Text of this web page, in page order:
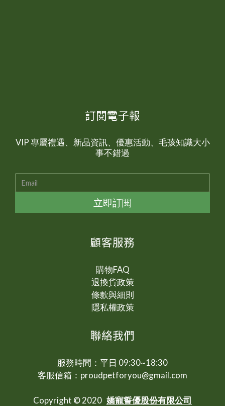
訂閱電子報
VIP 專屬禮遇、新品資訊、優惠活動、毛孩知識大小
事不錯過
立即訂閱
顧客服務
購物FAQ
退換貨政策
條款與細則
隱私權政策
聯絡我們
服務時間：平日 09:30~18:30
客服信箱：proudpetforyou@gmail.com
Copyright © 2020 嬌寵誓優股份有限公司